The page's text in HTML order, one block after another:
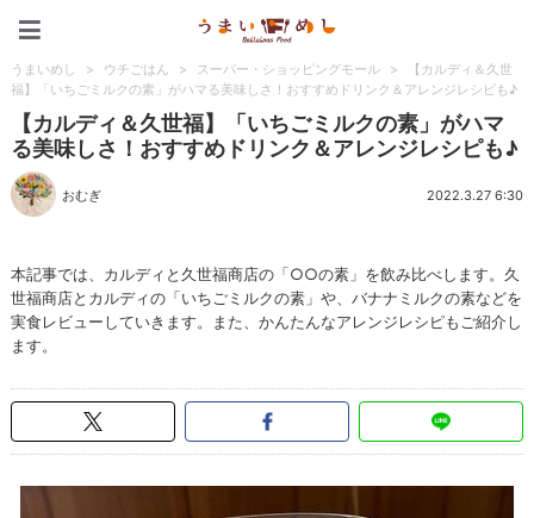
うまいめし > ウチごはん > スーパー・ショッピングモール >
【カルディ＆久世
福】「いちごミルクの素」がハマる美味しさ！おすすめドリンク＆アレンジレシピも♪
【カルディ＆久世福】「いちごミルクの素」がハマ
る美味しさ！おすすめドリンク＆アレンジレシピも♪
おむぎ 2022.3.27 6:30
本記事では、カルディと久世福商店の「○○の素」を飲み比べします。久
世福商店とカルディの「いちごミルクの素」や、バナナミルクの素などを
実食レビューしていきます。また、かんたんなアレンジレシピもご紹介し
ます。